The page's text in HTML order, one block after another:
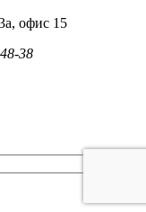
офис 15
38